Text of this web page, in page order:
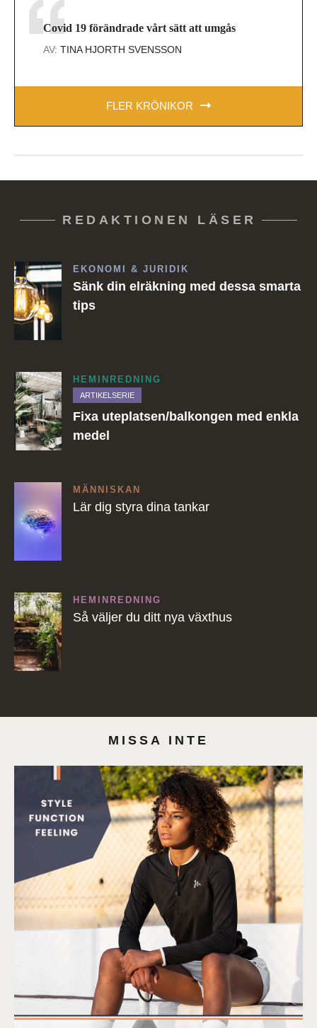
Covid 19 förändrade vårt sätt att umgås
AV: TINA HJORTH SVENSSON
FLER KRÖNIKOR
REDAKTIONEN LÄSER
EKONOMI & JURIDIK
Sänk din elräkning med dessa smarta
tips
HEMINREDNING
ARTIKELSERIE
Fixa uteplatsen/balkongen med enkla
medel
MÄNNISKAN
Lär dig styra dina tankar
HEMINREDNING
Så väljer du ditt nya växthus
MISSA INTE